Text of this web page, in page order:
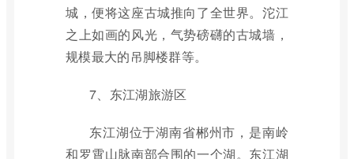
城，便将这座古城推向了全世界。沱江
之上如画的风光，气势磅礴的古城墙，
规模最大的吊脚楼群等。
7、东江湖旅游区
东江湖位于湖南省郴州市，是南岭
和罗霄山脉南部合围的一个湖。东江湖